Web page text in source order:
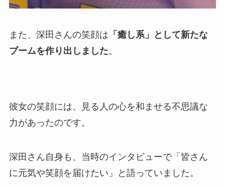
また、深田さんの笑顔は 「癒し系」として新たな
ブームを作り出しました。
彼女の笑顔には、見る人の心を和ませる不思議な
力があったのです。
深田さん自身も、当時のインタビューで「皆さん
に元気や笑顔を届けたい」と語っていました。